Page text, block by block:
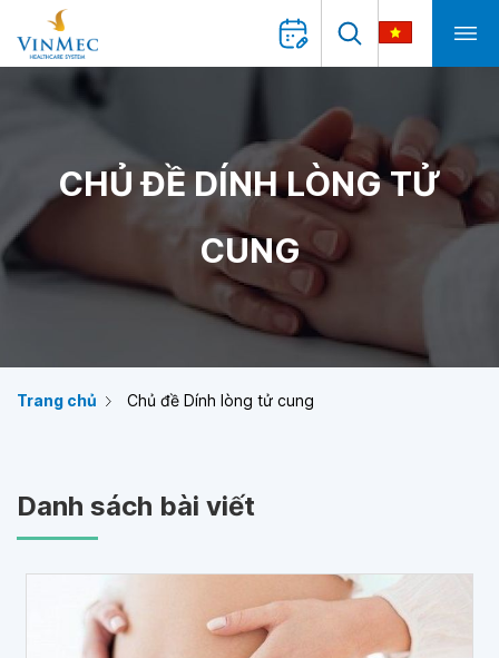
CHỦ ĐỀ DÍNH LÒNG TỬ
CUNG
Trang chủ Chủ đề Dính lòng tử cung
Danh sách bài viết